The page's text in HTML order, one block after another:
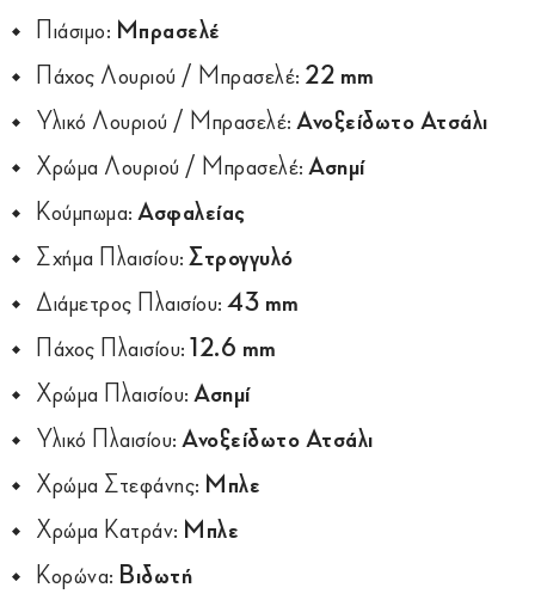
Πιάσιμο: Μπρασελέ
Πάχος Λουριού / Μπρασελέ: 22 mm
Υλικό Λουριού / Μπρασελέ: Ανοξείδωτο Ατσάλι
Χρώμα Λουριού / Μπρασελέ: Ασημί
Κούμπωμα: Ασφαλείας
Σχήμα Πλαισίου: Στρογγυλό
Διάμετρος Πλαισίου: 43 mm
Πάχος Πλαισίου:
12.6 mm
Χρώμα Πλαισίου: Ασημί
Υλικό Πλαισίου: Ανοξείδωτο Ατσάλι
Χρώμα Στεφάνης: Μπλε
Χρώμα Κατράν: Μπλε
Κορώνα: Βιδωτή